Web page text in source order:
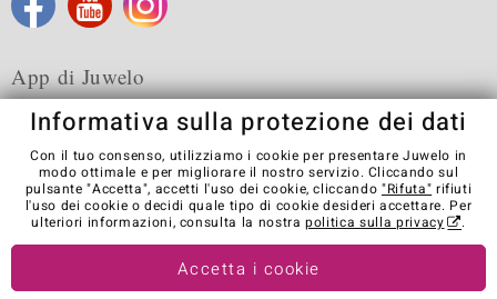
App di Juwelo
Condizioni generali di vendita Informativa Privacy
Cookies
Note legali
Contatti
Recedere dal contratto
Visit our stores in other countries:
Informativa sulla protezione dei dati
Con il tuo consenso, utilizziamo i cookie per presentare Juwelo in
modo ottimale e per migliorare il nostro servizio. Cliccando sul
pulsante "Accetta", accetti l'uso dei cookie, cliccando "Rifuta" rifiuti
l'uso dei cookie o decidi quale tipo di cookie desideri accettare. Per
ulteriori informazioni, consulta la nostrapolitica sulla privacy .
Accetta i cookie